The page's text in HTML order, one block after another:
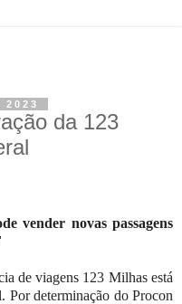
da 123
vender novas passagens
de viagens 123 Milhas está
Por determinação do Procon